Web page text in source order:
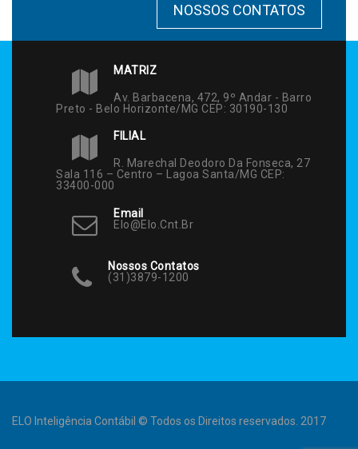
NOSSOS CONTATOS
MATRIZ
Av. Barbacena, 472, 9º Andar - Barro
Preto - Belo Horizonte/MG CEP: 30190-130
FILIAL
R. Marechal Deodoro Da Fonseca, 27
Sala 116 – Centro – Lagoa Santa/MG CEP:
33400-000
Email
Elo@elo.cnt.br
Nossos Contatos
(31)3879-1200
ELO Inteligência Contábil © Todos os Direitos reservados. 2017